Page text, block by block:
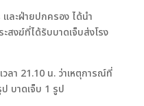
และฝ่ายปกครอง ได้นำ
สงฆ์ที่ได้รับบาดเจ็บส่งโรง
ลา 21.10 น. ว่าเหตุการณ์ที่
บาดเจ็บ 1 รูป